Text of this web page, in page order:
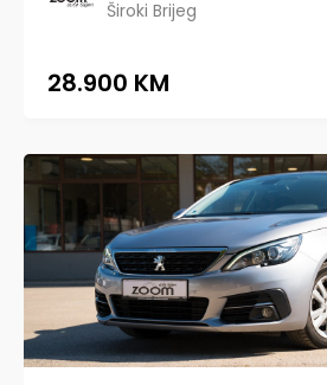
Široki Brijeg
28.900 KM